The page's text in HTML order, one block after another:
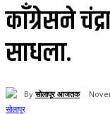
काँग्रेसने
साधला.
By सोलापूर आजतक